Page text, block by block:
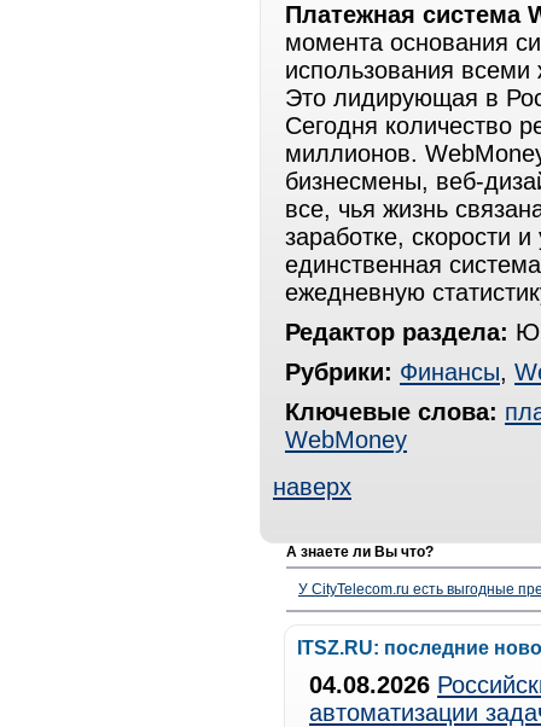
Платежная система
момента основания
использования
Это лидирующая в
Сегодня количество
миллионов.
бизнесмены, веб-
все, чья жизнь
заработке, скорости
единственная
ежедневную
Редактор раздела:
Рубрики: Финансы,
Ключевые слова:
WebMoney
наверх
А знаете ли Вы что?
У CityTelecom.ru есть выгодные
ITSZ.RU: последние
04.08.2026
автоматизации